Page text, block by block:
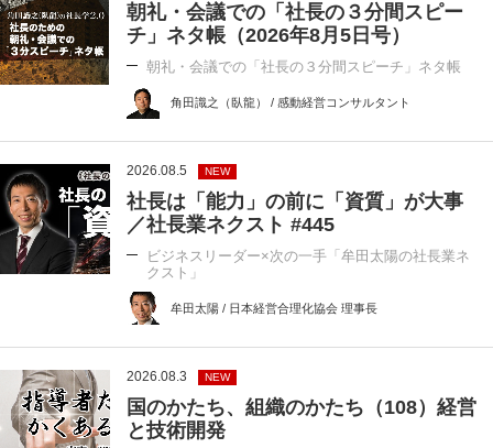
朝礼・会議での「社長の３分間スピー
チ」ネタ帳（2026年8月5日号）
朝礼・会議での「社長の３分間スピーチ」ネタ帳
角田識之（臥龍） / 感動経営コンサルタント
2026.08.5 NEW
社長は「能力」の前に「資質」が大事
／社長業ネクスト #445
ビジネスリーダー×次の一手「牟田太陽の社長業ネ
クスト」
牟田太陽 / 日本経営合理化協会 理事長
2026.08.3 NEW
国のかたち、組織のかたち（108）経営
と技術開発